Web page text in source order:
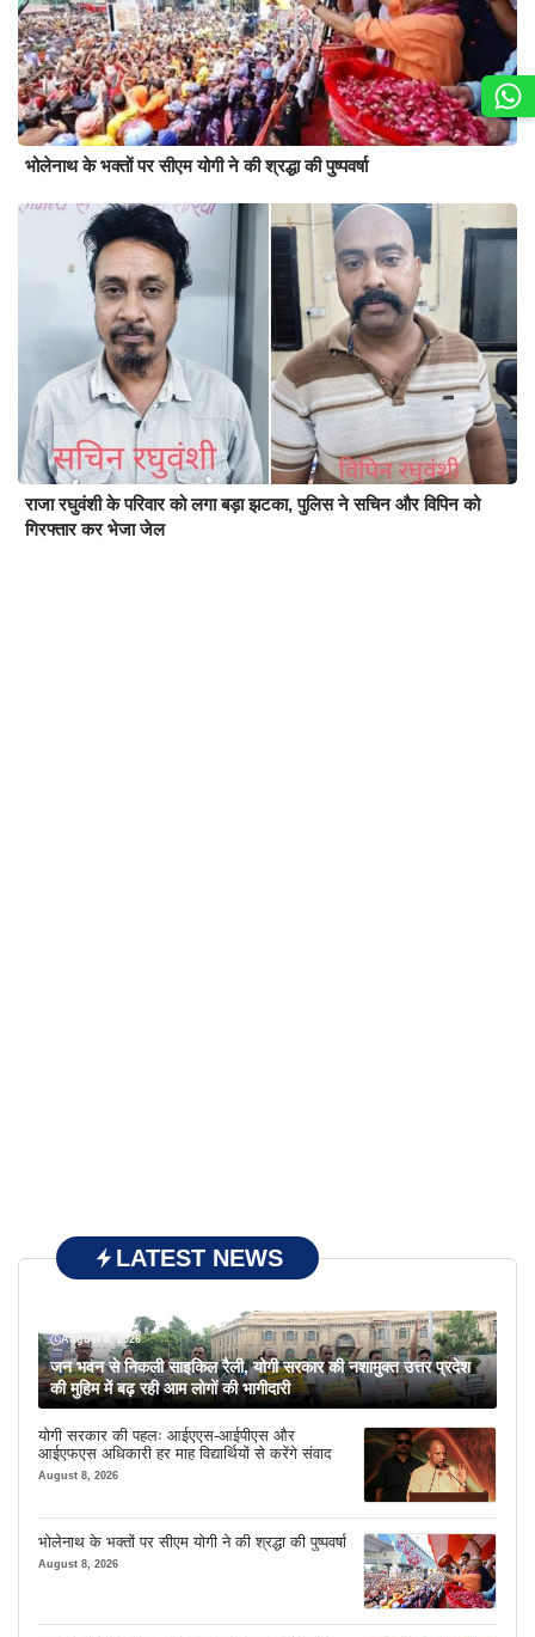
भोलेनाथ के भक्तों पर सीएम योगी ने की श्रद्धा की पुष्पवर्षा
राजा रघुवंशी के परिवार को लगा बड़ा झटका, पुलिस ने सचिन और विपिन को
गिरफ्तार कर भेजा जेल
LATEST NEWS
August 8, 2026
जन भवन से निकली साइकिल रैली, योगी सरकार की नशामुक्त उत्तर प्रदेश
की मुहिम में बढ़ रही आम लोगों की भागीदारी
योगी सरकार की पहलः आईएएस-आईपीएस और
आईएफएस अधिकारी हर माह विद्यार्थियों से करेंगे संवाद
August 8, 2026
भोलेनाथ के भक्तों पर सीएम योगी ने की श्रद्धा की पुष्पवर्षा
August 8, 2026